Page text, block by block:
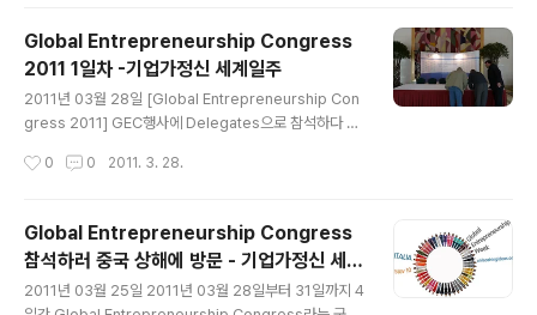
무시하고 완전 도로를 질주했는데, 알고 보니 중국 공안들
이 맨 앞에서 칸보이를 했던 것이다. '중국에서도 정말 신경
많이 쓰고 있구나'라는 생각이 들었다. 이번 행사에 관계된
당 간부가 얼마나 높은 사람이길래, 가는 길목마다 공안들
해 동방명주 옆에 위치한 ..
Global Entrepreneurship Congress
2011 1일차 -기업가정신 세계일주
2011년 03월 28일 [Global Entrepreneurship Con
gress 2011] GEC행사에 Delegates으로 참석하다 기
룻밤을 보낸 뒤, 28일부터 본격적인 행사에 참석하기 시작
자상가에 쇼핑을 하러 가기로 했다. 아침 9시부터 호텔 로
비에서 각 나라의 대표들 20명이 함께 Xujianhui로 이동
했다. 거의 대부분 상해 지리를 몰라서 내가 이들을 인솔하
0 0 2011. 3. 28.
Global Entrepreneurship Congress
참석하러 중국 상해에 방문 - 기업가정신 세계
일주
2011년 03월 25일 2011년 03월 28일부터 31일까지 4